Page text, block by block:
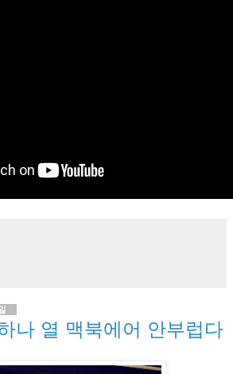
나 열 맥북에어 안부럽다